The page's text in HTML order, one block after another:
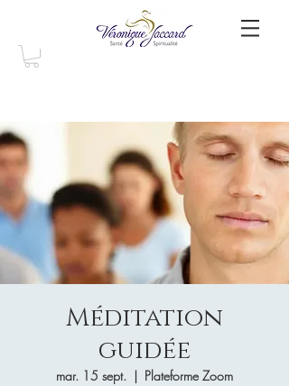
Méditation
guidée
mar. 15 sept.
  |
Plateforme Zoom